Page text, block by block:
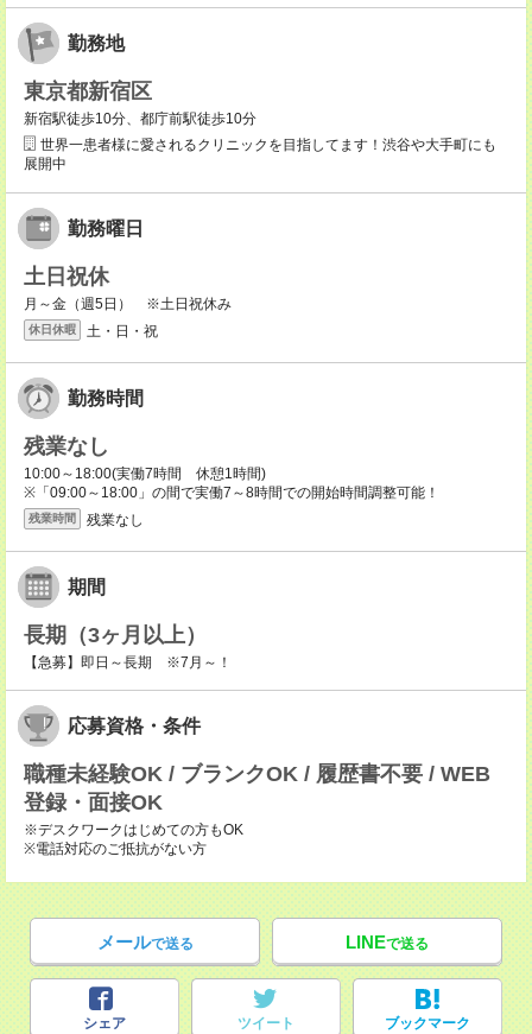
勤務地
東京都新宿区
新宿駅徒歩10分、都庁前駅徒歩10分
世界一患者様に愛されるクリニックを目指してます！渋谷や大手町にも
展開中
勤務曜日
土日祝休
月～金（週5日） ※土日祝休み
休日休暇 土・日・祝
勤務時間
残業なし
10:00～18:00(実働7時間 休憩1時間)
※「09:00～18:00」の間で実働7～8時間での開始時間調整可能！
残業時間 残業なし
期間
長期（3ヶ月以上）
【急募】即日～長期 ※7月～！
応募資格・条件
職種未経験OK / ブランクOK / 履歴書不要 / WEB
登録・面接OK
※デスクワークはじめての方もOK
※電話対応のご抵抗がない方
メールで送る LINEで送る
シェア ツイート ブックマーク